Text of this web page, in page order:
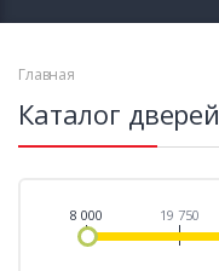
Главная
Каталог дверей
8 000 19 750